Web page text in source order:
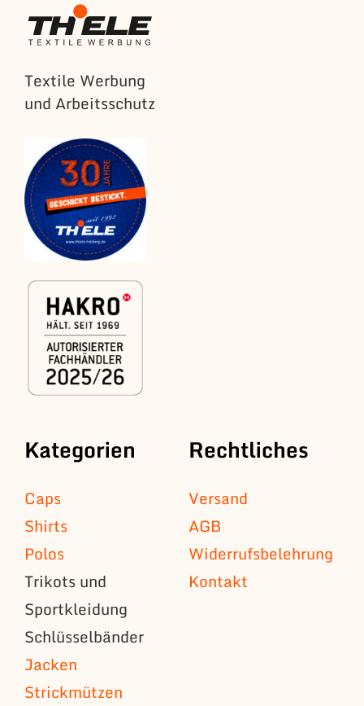
Textile Werbung
und Arbeitsschutz
Kategorien
Caps
Shirts
Polos
Trikots und
Sportkleidung
Schlüsselbänder
Jacken
Strickmützen
Rechtliches
Versand
AGB
Widerrufsbelehrung
Kontakt